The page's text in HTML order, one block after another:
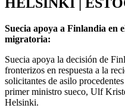
Suecia apoya a Finlandia en
migratoria:
Suecia apoya la decisión de
fronterizos en respuesta a la
solicitantes de asilo
primer ministro sueco, Ulf
Helsinki.